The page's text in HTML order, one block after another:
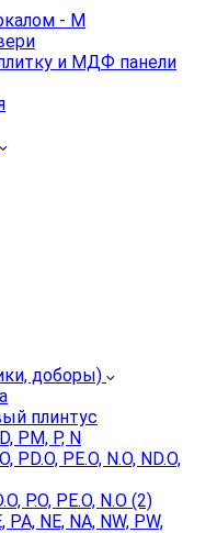
- M
и МДФ панели
доборы)
плинтус
PM, P, N
PE.O, N.O, ND.O,
P.O, PE.O, N.O (2)
NE, NA, NW, PW,